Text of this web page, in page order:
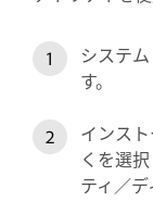
システ
す。
インス
くを選
ティ／